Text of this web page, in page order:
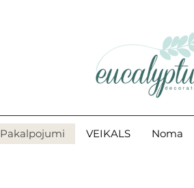
Pakalpojumi VEIKALS Noma